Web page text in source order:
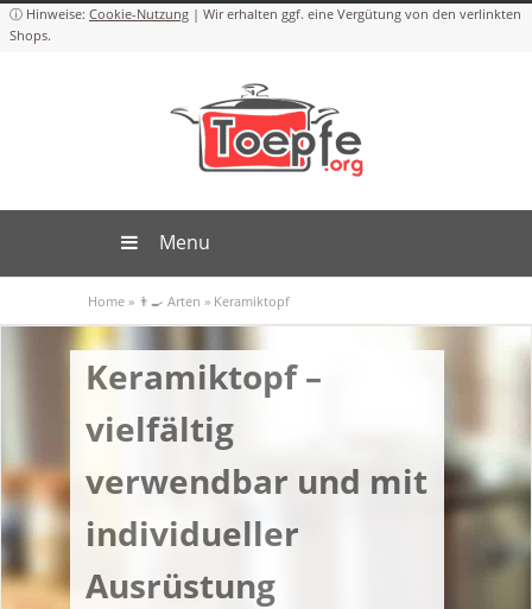
Cookie-Nutzung
Menu
Home » 👨‍🍳 Arten » Keramiktopf
Keramiktopf –
vielfältig
verwendbar und mit
individueller
Ausrüstung